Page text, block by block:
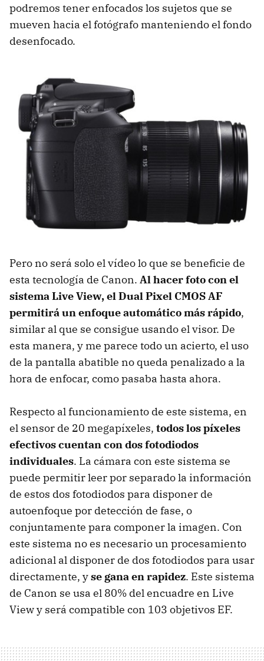
podremos tener enfocados los sujetos que se
mueven hacia el fotógrafo manteniendo el fondo
desenfocado.
Pero no será solo el vídeo lo que se beneficie de
esta tecnología de Canon. Al hacer foto con el
sistema Live View, el Dual Pixel CMOS AF
permitirá un enfoque automático más rápido,
similar al que se consigue usando el visor. De
esta manera, y me parece todo un acierto, el uso
de la pantalla abatible no queda penalizado a la
hora de enfocar, como pasaba hasta ahora.
Respecto al funcionamiento de este sistema, en
el sensor de 20 megapíxeles, todos los píxeles
efectivos cuentan con dos fotodiodos
individuales. La cámara con este sistema se
puede permitir leer por separado la información
de estos dos fotodiodos para disponer de
autoenfoque por detección de fase, o
conjuntamente para componer la imagen. Con
este sistema no es necesario un procesamiento
adicional al disponer de dos fotodiodos para usar
directamente, yse gana en rapidez. Este sistema
de Canon se usa el 80% del encuadre en Live
View y será compatible con 103 objetivos EF.